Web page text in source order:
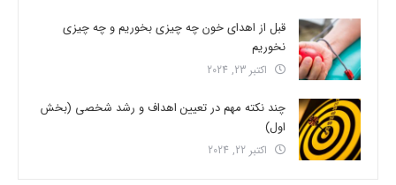
قبل از اهدای خون چه چیزی بخوریم و چه چیزی
نخوریم
اکتبر 23, 2024
چند نکته مهم در تعیین اهداف و رشد شخصی (بخش
اول)
اکتبر 22, 2024